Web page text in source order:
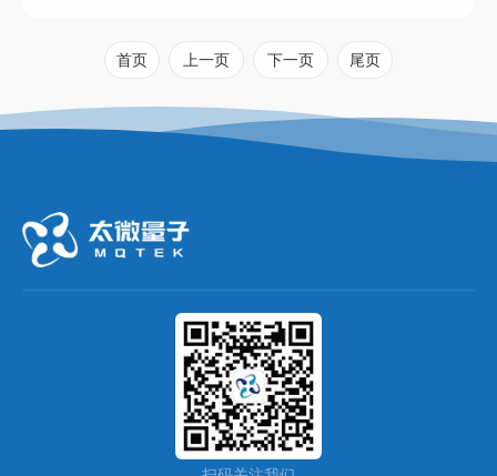
位的绝佳锻炼。离子阱实验可以丰富大学物理学实验与近代
物理学等课程，促进高校实验走向先进化与前沿化。目前中
高校已经配备该仪器教学。
首页 上一页 下一页 尾页